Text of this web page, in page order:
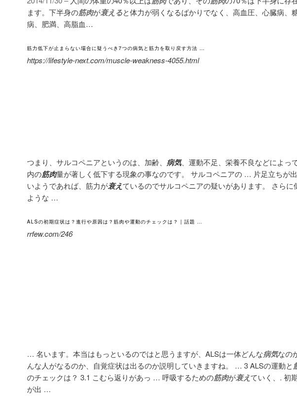
ます。下半身の筋肉が衰えると体力が弱くなるばかりでなく、高血圧、心臓病、
病、肥満、高脂血…
筋力低下が止まらない場合に疑うべき7つの病気と筋力を取り戻す方法 …
https://lifestyle-next.com/muscle-weakness-4055.html
つまり、サルコペニアというのは、加齢、 病気、運動不足、栄養不良などによっ
内の筋肉量が著しく低下する現象の事なのです。 サルコペニアの … 片足立ちが
いようであれば、筋力が衰えているのでサルコペニアの疑いがあります。 さらに
ような …
ALSの初期症状は？進行や原因は？筋肉や運動のチェックは？ | 話題 …
rrfew.com/246
… 名います。本当はもっといるのではと思うますが、ALSは一体どんな病気なの
んな人がなるのか、自覚症状は出るのか説明していきますね。 … 3 ALSの運動と
のチェックは？ 3.1 こむら返りがあっ … 呼吸するための筋肉が衰えていく、. 初
が出 …